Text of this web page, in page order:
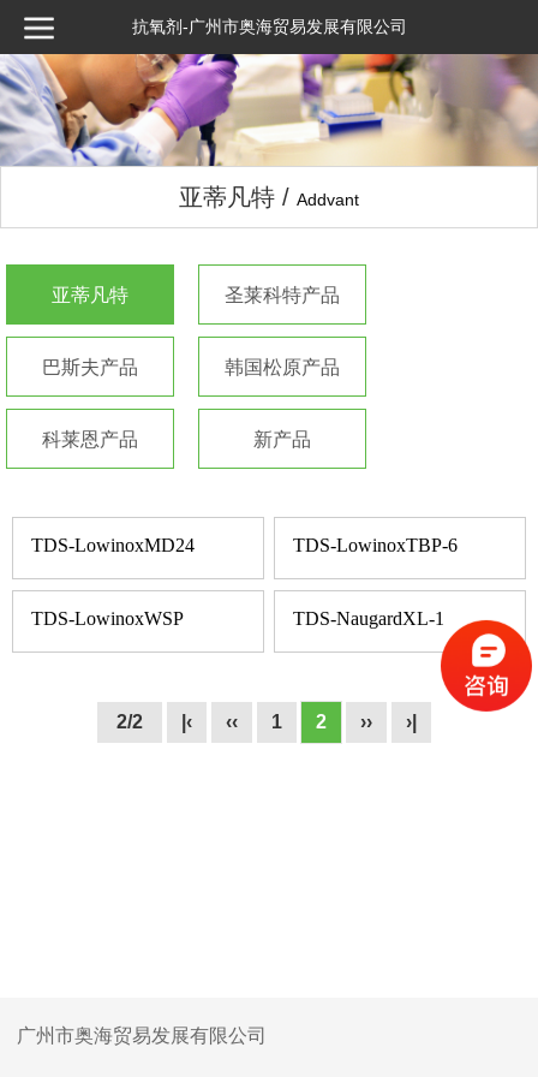
抗氧剂-广州市奥海贸易发展有限公司
亚蒂凡特 / Addvant
亚蒂凡特 圣莱科特产品
巴斯夫产品 韩国松原产品
科莱恩产品 新产品
TDS-LowinoxMD24 TDS-LowinoxTBP-6
TDS-LowinoxWSP TDS-NaugardXL-1
2/2 |‹ ‹‹ 1 2 ›› ›|
广州市奥海贸易发展有限公司